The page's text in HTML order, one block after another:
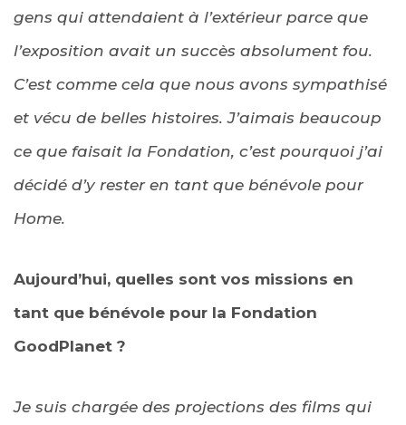
gens qui attendaient à l’extérieur parce que
l’exposition avait un succès absolument fou.
C’est comme cela que nous avons sympathisé
et vécu de belles histoires. J’aimais beaucoup
ce que faisait la Fondation, c’est pourquoi j’ai
décidé d’y rester en tant que bénévole pour
Home.
Aujourd’hui, quelles sont vos missions en
tant que bénévole pour la Fondation
GoodPlanet ?
Je suis chargée des projections des films qui